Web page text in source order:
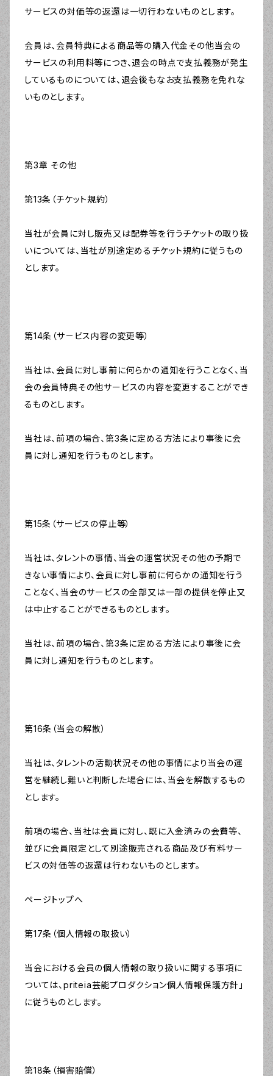
サービスの対価等の返還は一切行わないものとします。
会員は、会員特典による商品等の購入代金その他当会の
サービスの利用料等につき、退会の時点で支払義務が発生
しているものについては、退会後もなお支払義務を免れな
いものとします。
第3章 その他
第13条（チケット規約）
当社が会員に対し販売又は配券等を行うチケットの取り扱
いについては、当社が別途定めるチケット規約に従うもの
とします。
第14条（サ－ビス内容の変更等）
当社は、会員に対し事前に何らかの通知を行うことなく、当
会の会員特典その他サービスの内容を変更することができ
るものとします。
当社は、前項の場合、第3条に定める方法により事後に会
員に対し通知を行うものとします。
第15条（サービスの停止等）
当社は、タレントの事情、当会の運営状況その他の予期で
きない事情により、会員に対し事前に何らかの通知を行う
ことなく、当会のサービスの全部又は一部の提供を停止又
は中止することができるものとします。
当社は、前項の場合、第3条に定める方法により事後に会
員に対し通知を行うものとします。
第16条（当会の解散）
当社は、タレントの活動状況その他の事情により当会の運
営を継続し難いと判断した場合には、当会を解散するもの
とします。
前項の場合、当社は会員に対し、既に入金済みの会費等、
並びに会員限定として別途販売される商品及び有料サー
ビスの対価等の返還は行わないものとします。
ページトップへ
第17条（個人情報の取扱い）
当会における会員の個人情報の取り扱いに関する事項に
ついては、priteia芸能プロダクション個人情報保護方針」
に従うものとします。
第18条（損害賠償）